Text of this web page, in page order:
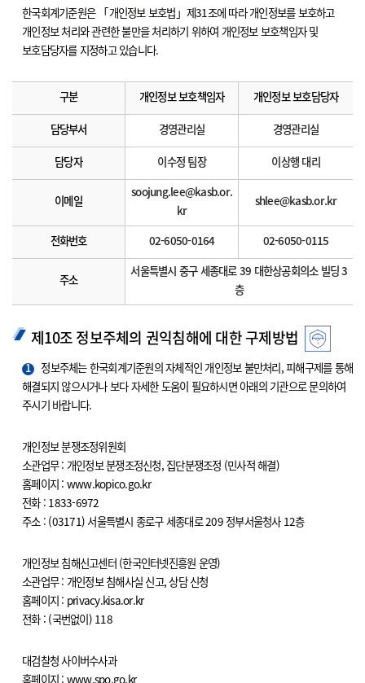
한국회계기준원은 「개인정보 보호법」제31조에 따라 개인정보를 보호하고
개인정보 처리와 관련한 불만을 처리하기 위하여 개인정보 보호책임자 및
보호담당자를 지정하고 있습니다.
구분 개인정보 보호책임자 개인정보 보호담당자
담당부서 경영관리실 경영관리실
담당자 이수정 팀장 이상행 대리
이메일
soojung.lee@kasb.or.
kr
shlee@kasb.or.kr
전화번호 02-6050-0164 02-6050-0115
주소
서울특별시 중구 세종대로 39 대한상공회의소 빌딩 3
층
제10조 정보주체의 권익침해에 대한 구제방법
1
정보주체는 한국회계기준원의 자체적인 개인정보 불만처리, 피해구제를 통해
해결되지 않으시거나 보다 자세한 도움이 필요하시면 아래의 기관으로 문의하여
주시기 바랍니다.
개인정보 분쟁조정위원회
소관업무 : 개인정보 분쟁조정신청, 집단분쟁조정 (민사적 해결)
홈페이지 : www.kopico.go.kr
전화 : 1833-6972
주소 : (03171) 서울특별시 종로구 세종대로 209 정부서울청사 12층
개인정보 침해신고센터 (한국인터넷진흥원 운영)
소관업무 : 개인정보 침해사실 신고, 상담 신청
홈페이지 : privacy.kisa.or.kr
전화 : (국번없이) 118
대검찰청 사이버수사과
홈페이지 : www.spo.go.kr